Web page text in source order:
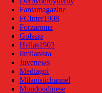
Fantamagazine
FCInter1908
Forzaroma
Golssip
Hellas1903
Ilmilanista
Juvenews
Mediagol
Milanistichannel
Mondoudinese